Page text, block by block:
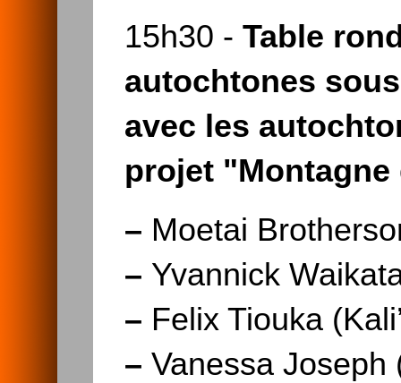
15h30 - Table
autochtones
avec les
projet "Montagne
– Moetai
– Yvannick
– Felix Tiouka
– Vanessa Joseph